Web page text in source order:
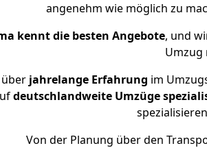
angenehm wie möglich zu
kennt die besten Angebote, und
Umzug
jahrelange Erfahrung im
deutschlandweite Umzüge
Von der Planung über den